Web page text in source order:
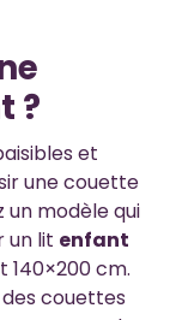
?
et
une couette
un modèle qui
un lit enfant
cm.
couettes